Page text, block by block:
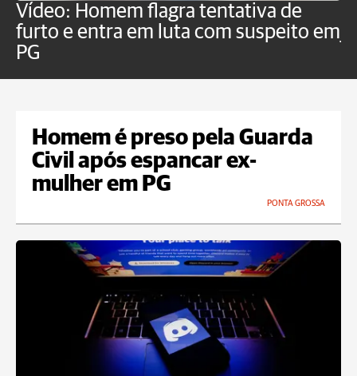
Vídeo: Homem flagra tentativa de
furto e entra em luta com suspeito em
PG
Homem é preso pela Guarda
Civil após espancar ex-
mulher em PG
PONTA GROSSA